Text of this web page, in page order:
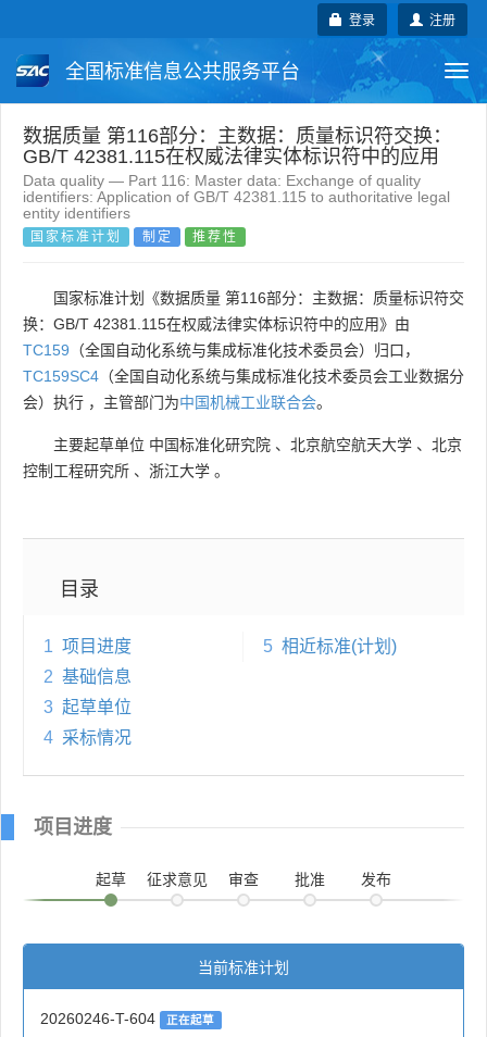
注册
登录
全国标准信息公共服务平台
国家标准 行业标准 地方标准
团体标准 企业标准 国际标准
国外标准 技术委员会
数据质量 第116部分：主数据：质量标识符交换：
GB/T 42381.115在权威法律实体标识符中的应用
Data quality — Part 116: Master data: Exchange of quality
identifiers: Application of GB/T 42381.115 to authoritative legal
entity identifiers
国家标准计划 制定 推荐性
国家标准计划《数据质量 第116部分：主数据：质量标识符交
换：GB/T 42381.115在权威法律实体标识符中的应用》由
TC159 （全国自动化系统与集成标准化技术委员会）归口，
TC159SC4 （全国自动化系统与集成标准化技术委员会工业数据分
会）执行 ，主管部门为中国机械工业联合会。
主要起草单位 中国标准化研究院 、 北京航空航天大学 、 北京
控制工程研究所 、 浙江大学 。
目录
1 项目进度
2 基础信息
3 起草单位
4 采标情况
5 相近标准(计划)
项目进度
起草 征求意见 审查 批准 发布
当前标准计划
20260246-T-604 正在起草